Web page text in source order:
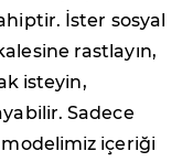
İster sosyal
rastlayın,
isteyin,
Sadece
içeriği